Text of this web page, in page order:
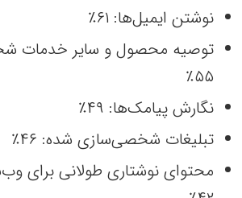
نوشتن ایمیل‌ها: ۶۱٪
توصیه محصول و سایر خدمات
۵۵٪
نگارش پیامک‌ها: ۴۹٪
تبلیغات شخصی‌سازی شده: ۴۶٪
محتوای نوشتاری طولانی برای